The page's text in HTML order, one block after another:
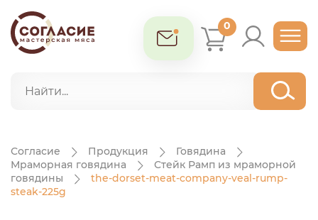
0
Согласие Продукция
Говядина
Мраморная говядина
Стейк Рамп из мраморной
говядины
the-dorset-meat-company-veal-rump-
steak-225g